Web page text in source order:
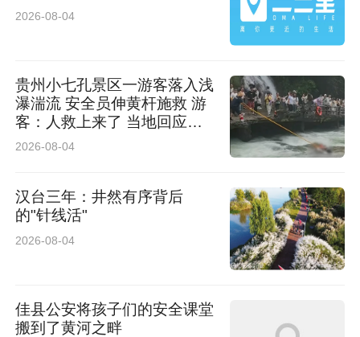
2026-08-04
贵州小七孔景区一游客落入浅
瀑湍流 安全员伸黄杆施救 游
客：人救上来了 当地回应：
完全按照救援标准，景区跟进
2026-08-04
汉台三年：井然有序背后
的"针线活"
2026-08-04
佳县公安将孩子们的安全课堂
搬到了黄河之畔